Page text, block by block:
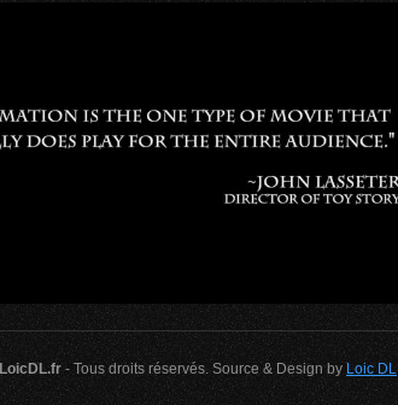
LoicDL.fr - Tous droits réservés. Source & Design by Loic DL